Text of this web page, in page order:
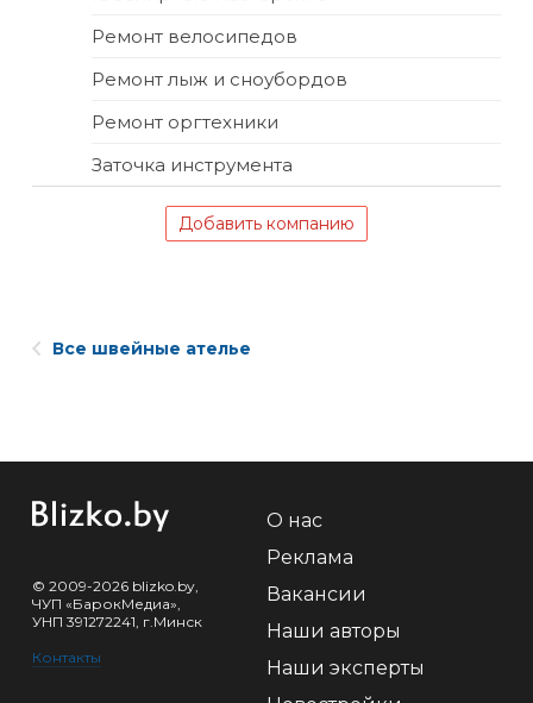
Ремонт велосипедов
Ремонт лыж и сноубордов
Ремонт оргтехники
Заточка инструмента
Добавить компанию
Все швейные ателье
© 2009-2026 blizko.by,
ЧУП «БарокМедиа»,
УНП 391272241, г.Минск
Контакты
О нас
Реклама
Вакансии
Наши авторы
Наши эксперты